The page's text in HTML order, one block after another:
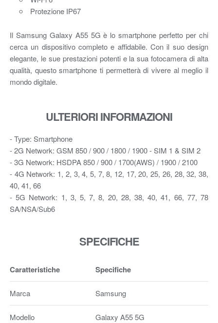
Protezione IP67
Il Samsung Galaxy A55 5G è lo smartphone perfetto per chi
cerca un dispositivo completo e affidabile. Con il suo design
elegante, le sue prestazioni potenti e la sua fotocamera di alta
qualità, questo smartphone ti permetterà di vivere al meglio il
mondo digitale.
ULTERIORI INFORMAZIONI
- Type: Smartphone
- 2G Network: GSM 850 / 900 / 1800 / 1900 - SIM 1 & SIM 2
- 3G Network: HSDPA 850 / 900 / 1700(AWS) / 1900 / 2100
- 4G Network: 1, 2, 3, 4, 5, 7, 8, 12, 17, 20, 25, 26, 28, 32, 38,
40, 41, 66
- 5G Network: 1, 3, 5, 7, 8, 20, 28, 38, 40, 41, 66, 77, 78
SA/NSA/Sub6
SPECIFICHE
Caratteristiche Specifiche
Marca Samsung
Modello Galaxy A55 5G